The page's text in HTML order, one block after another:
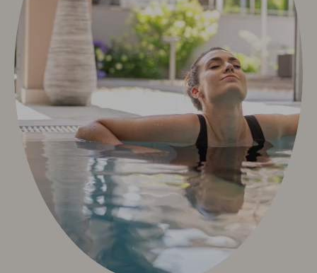
Fahrradverleih
Indoor Fitness
Exquisit Bergwanderwochen 2026
Wintersport
Kunst & Kultur
Eventkalender
Exquisit Eisgala
Allgäuer Abend
Musik im Hotel
Kunst im Hotel
Info & Service